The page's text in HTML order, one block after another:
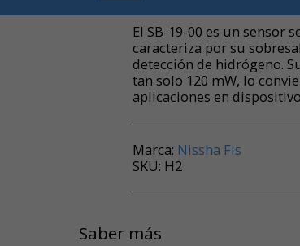
El SB-19-00 es un sensor
caracteriza por su
detección de hidrógeno.
tan solo 120 mW, lo
aplicaciones en
Marca: Nissha Fis
SKU: H2
Saber más